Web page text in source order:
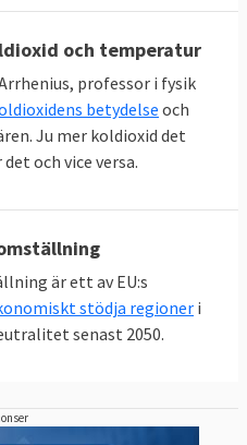
och temperatur
professor i fysik
betydelseoch
Ju mer koldioxid det
och vice versa.
är ett av EU:s
stödja regioner i
senast 2050.